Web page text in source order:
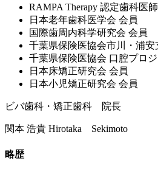
RAMPA Therapy 認定⻭科医師
⽇本⽼年⻭科医学会 会員
国際⻭周内科学研究会 会員
千葉県保険医協会市川・浦安
千葉県保険医協会 ⼝腔プロ
⽇本床矯正研究会 会員
⽇本⼩児矯正研究会 会員
ビバ歯科・矯正歯科 院長
関本 浩貴 Hirotaka Sekimoto
略歴